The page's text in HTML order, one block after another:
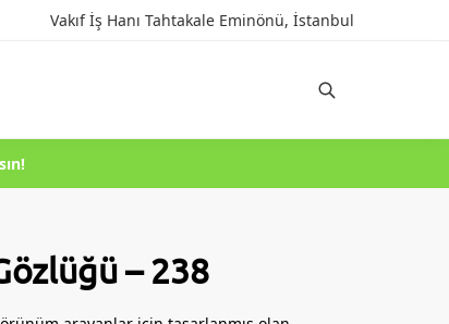
Vakıf İş Hanı Tahtakale Eminönü, İstanbul
– 238